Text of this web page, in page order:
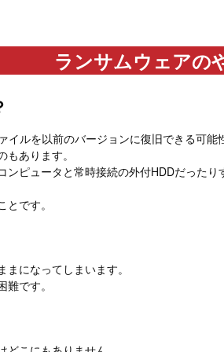
ランサムウェアの
ルを以前のバージョンに復旧できる可能
あります。
ピュータと常時接続の外付HDDだったり
です。
になってしまいます。
です。